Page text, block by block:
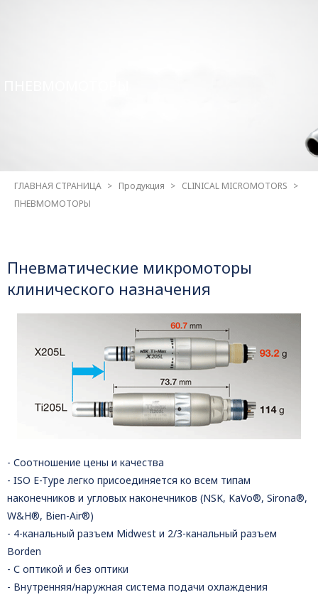
ГЛАВНАЯ СТРАНИЦА Продукция
CLINICAL MICROMOTORS
ПНЕВМОМОТОРЫ
Пневматические микромоторы
клинического назначения
- Соотношение цены и качества
- ISO E-Type легко присоединяется ко всем типам
наконечников и угловых наконечников (NSK, KaVo®, Sirona®,
W&H®, Bien-Air®)
- 4-канальный разъем Midwest и 2/3-канальный разъем
Borden
- С оптикой и без оптики
- Внутренняя/наружная система подачи охлаждения